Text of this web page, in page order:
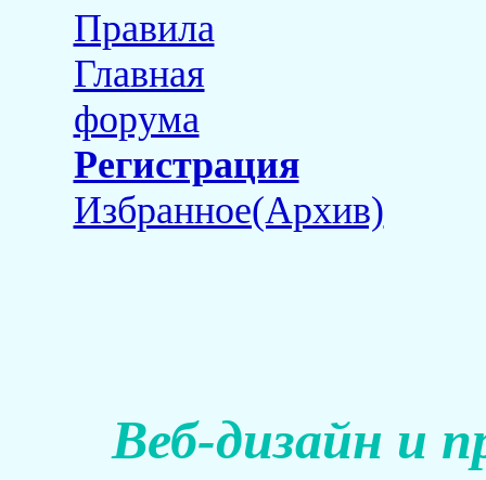
Правила
Главная
форума
Регистрация
Избранное(Архив)
Веб-дизайн и